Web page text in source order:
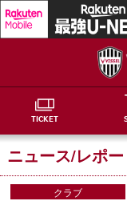
TICKET
ニュース/レポー
クラブ